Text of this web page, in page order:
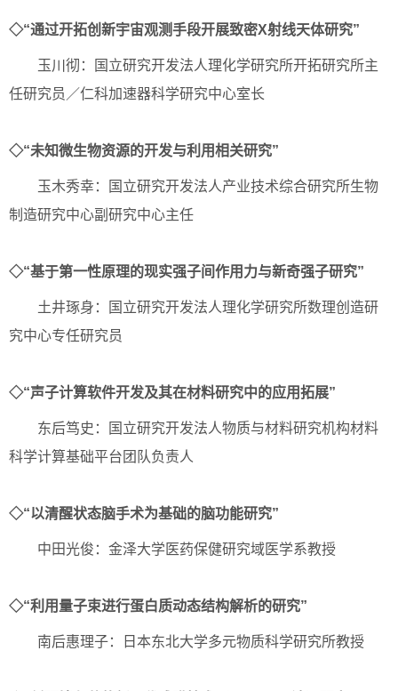
◇“通过开拓创新宇宙观测手段开展致密X射线天体研究”
玉川彻：国立研究开发法人理化学研究所开拓研究所主
任研究员／仁科加速器科学研究中心室长
◇“未知微生物资源的开发与利用相关研究”
玉木秀幸：国立研究开发法人产业技术综合研究所生物
制造研究中心副研究中心主任
◇“基于第一性原理的现实强子间作用力与新奇强子研究”
土井琢身：国立研究开发法人理化学研究所数理创造研
究中心专任研究员
◇“声子计算软件开发及其在材料研究中的应用拓展”
东后笃史：国立研究开发法人物质与材料研究机构材料
科学计算基础平台团队负责人
◇“以清醒状态脑手术为基础的脑功能研究”
中田光俊：金泽大学医药保健研究域医学系教授
◇“利用量子束进行蛋白质动态结构解析的研究”
南后惠理子：日本东北大学多元物质科学研究所教授